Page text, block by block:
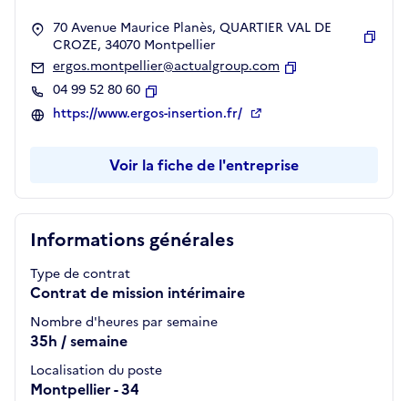
Informations générales
Type de contrat
Contrat de mission intérimaire
Nombre d'heures par semaine
35h / semaine
Localisation du poste
Montpellier - 34
70 Avenue Maurice Planès, QUARTIER VAL DE
CROZE, 34070 Montpellier
ergos.montpellier@actualgroup.com
04 99 52 80 60
Copier
https://www.ergos-insertion.fr/
Voir la fiche de l'entreprise